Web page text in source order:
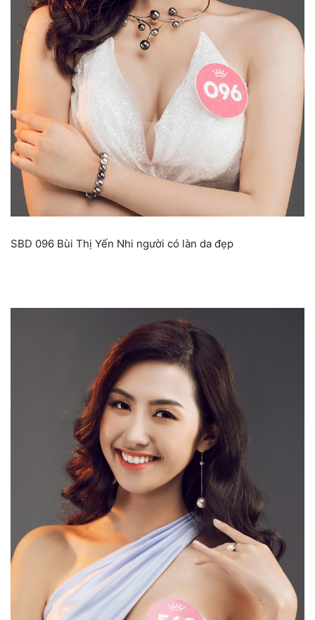
SBD 096 Bùi Thị Yến Nhi người có làn da đẹp